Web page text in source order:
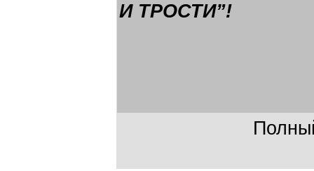
И ТРОСТИ”!